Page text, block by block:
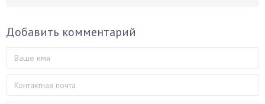
Добавить комментарий